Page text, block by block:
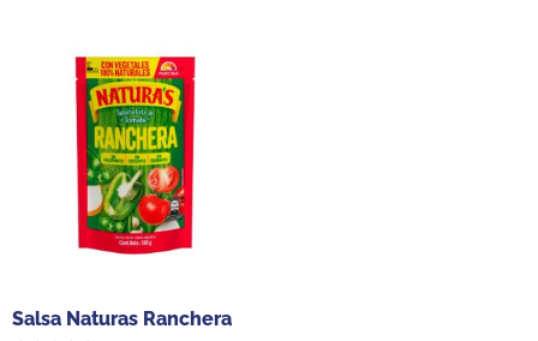
Salsa Naturas Ranchera